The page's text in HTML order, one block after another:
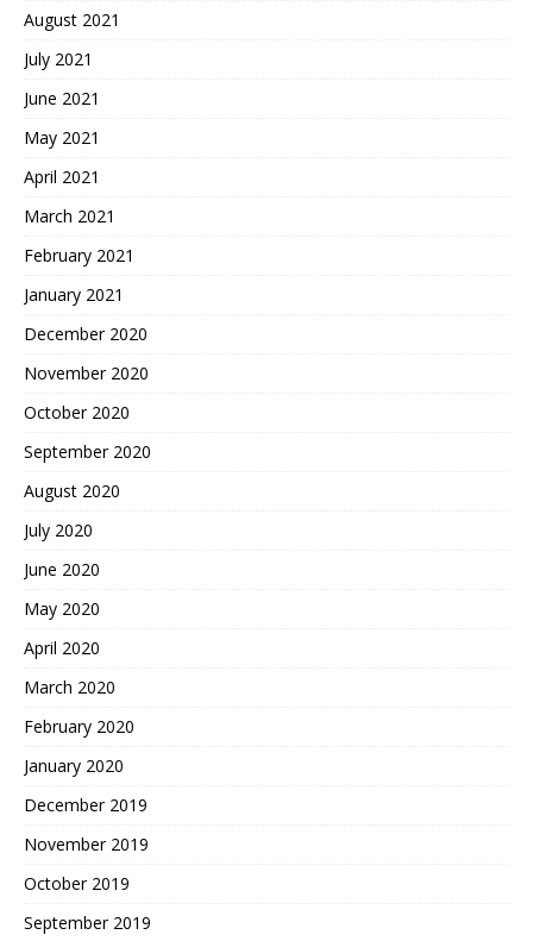
August 2021
July 2021
June 2021
May 2021
April 2021
March 2021
February 2021
January 2021
December 2020
November 2020
October 2020
September 2020
August 2020
July 2020
June 2020
May 2020
April 2020
March 2020
February 2020
January 2020
December 2019
November 2019
October 2019
September 2019